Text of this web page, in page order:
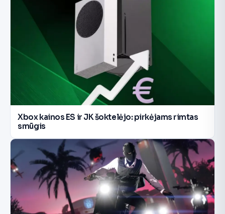
Xbox kainos ES ir JK šoktelėjo: pirkėjams rimtas
smūgis